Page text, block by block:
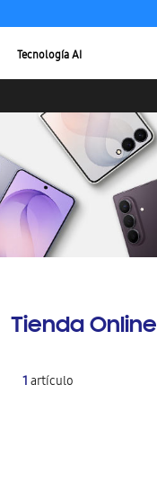
Tecnología AI
Tienda Online
1artículo